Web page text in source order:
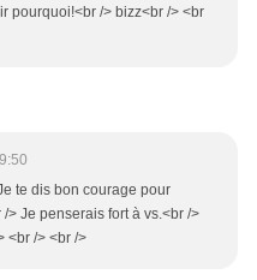
pourquoi!<br /> bizz<br /> <br
te dis bon courage pour
> Je penserais fort à vs.<br />
<br /> <br />